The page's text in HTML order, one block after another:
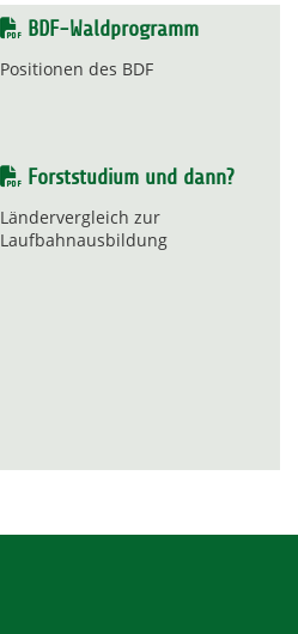
BDF-Waldprogramm
Positionen des BDF
Forststudium und dann?
Ländervergleich zur
Laufbahnausbildung